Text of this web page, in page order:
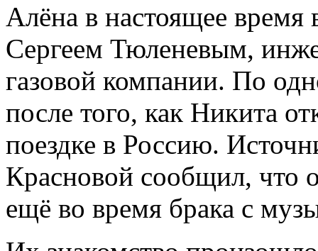
Алёна в настоящее время
Сергеем Тюленевым,
газовой компании. По
после того, как Никита
поездке в Россию.
Красновой сообщил, что
ещё во время брака с